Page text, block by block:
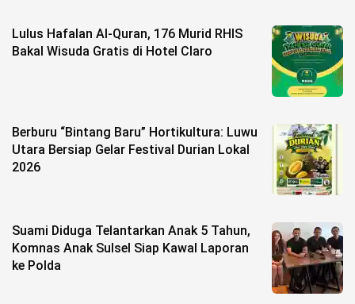
Lulus Hafalan Al-Quran, 176 Murid RHIS
Bakal Wisuda Gratis di Hotel Claro
Berburu “Bintang Baru” Hortikultura: Luwu
Utara Bersiap Gelar Festival Durian Lokal
2026
Suami Diduga Telantarkan Anak 5 Tahun,
Komnas Anak Sulsel Siap Kawal Laporan
ke Polda